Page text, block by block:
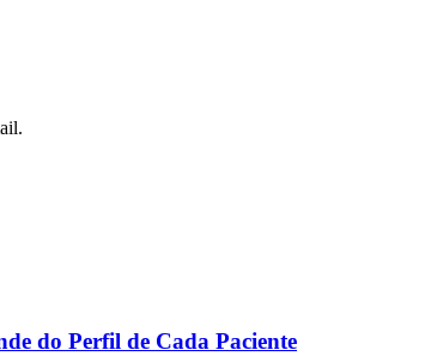
do Perfil de Cada Paciente